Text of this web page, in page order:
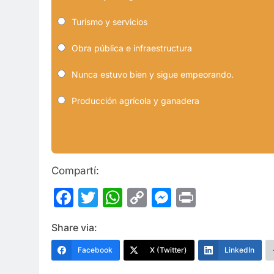
Turismo y servicios
Obra pública e infraestructura
Nunca estuvo bien y sigue empeorando.
Producción agrícola y ganadera
Compartí:
Facebook
Twitter
WhatsApp
CopyMessenger
Share via:
Facebook X (Twitter) LinkedIn